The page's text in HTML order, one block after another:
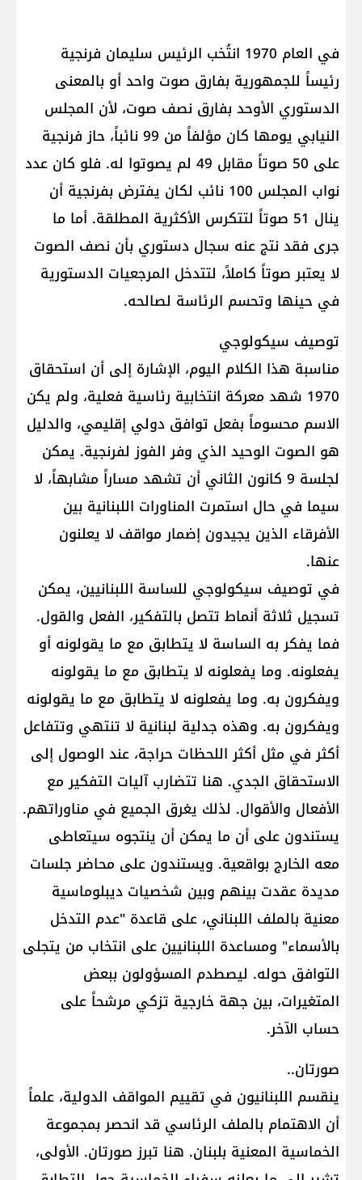
في العام 1970 انتُخب الرئيس سليمان فرنجية
رئيساً للجمهورية بفارق صوت واحد أو بالمعنى
الدستوري الأوحد بفارق نصف صوت، لأن المجلس
النيابي يومها كان مؤلفاً من 99 نائباً، حاز فرنجية
على 50 صوتاً مقابل 49 لم يصوتوا له. فلو كان عدد
نواب المجلس 100 نائب لكان يفترض بفرنجية أن
ينال 51 صوتاً لتتكرس الأكثرية المطلقة. أما ما
جرى فقد نتج عنه سجال دستوري بأن نصف الصوت
لا يعتبر صوتاً كاملاً، لتتدخل المرجعيات الدستورية
في حينها وتحسم الرئاسة لصالحه.
توصيف سيكولوجي
مناسبة هذا الكلام اليوم، الإشارة إلى أن استحقاق
1970 شهد معركة انتخابية رئاسية فعلية، ولم يكن
الاسم محسوماً بفعل توافق دولي إقليمي، والدليل
هو الصوت الوحيد الذي وفر الفوز لفرنجية. يمكن
لجلسة 9 كانون الثاني أن تشهد مساراً مشابهاً، لا
سيما في حال استمرت المناورات اللبنانية بين
الأفرقاء الذين يجيدون إضمار مواقف لا يعلنون
عنها.
في توصيف سيكولوجي للساسة اللبنانيين، يمكن
تسجيل ثلاثة أنماط تتصل بالتفكير، الفعل والقول.
فما يفكر به الساسة لا يتطابق مع ما يقولونه أو
يفعلونه. وما يفعلونه لا يتطابق مع ما يقولونه
ويفكرون به. وما يفعلونه لا يتطابق مع ما يقولونه
ويفكرون به. وهذه جدلية لبنانية لا تنتهي وتتفاعل
أكثر في مثل أكثر اللحظات حراجة، عند الوصول إلى
الاستحقاق الجدي. هنا تتضارب آليات التفكير مع
الأفعال والأقوال. لذلك يغرق الجميع في مناوراتهم.
يستندون على أن ما يمكن أن ينتجوه سيتعاطى
معه الخارج بواقعية. ويستندون على محاضر جلسات
مديدة عقدت بينهم وبين شخصيات ديبلوماسية
معنية بالملف اللبناني، على قاعدة "عدم التدخل
بالأسماء" ومساعدة اللبنانيين على انتخاب من يتجلى
التوافق حوله. ليصطدم المسؤولون ببعض
المتغيرات، بين جهة خارجية تزكي مرشحاً على
حساب الآخر.
صورتان..
ينقسم اللبنانيون في تقييم المواقف الدولية، علماً
أن الاهتمام بالملف الرئاسي قد انحصر بمجموعة
الخماسية المعنية بلبنان. هنا تبرز صورتان. الأولى،